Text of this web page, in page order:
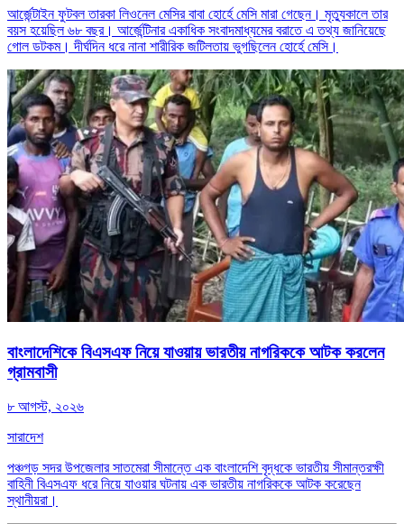
আর্জেন্টাইন ফুটবল তারকা লিওনেল মেসির বাবা হোর্হে মেসি মারা গেছেন। মৃত্যুকালে তার
বয়স হয়েছিল ৬৮ বছর। আর্জেন্টিনার একাধিক সংবাদমাধ্যমের বরাতে এ তথ্য জানিয়েছে
গোল ডটকম। দীর্ঘদিন ধরে নানা শারীরিক জটিলতায় ভুগছিলেন হোর্হে মেসি।
বাংলাদেশিকে বিএসএফ নিয়ে যাওয়ায় ভারতীয় নাগরিককে আটক করলেন
গ্রামবাসী
৮ আগস্ট, ২০২৬
সারাদেশ
পঞ্চগড় সদর উপজেলার সাতমেরা সীমান্তে এক বাংলাদেশি বৃদ্ধকে ভারতীয় সীমান্তরক্ষী
বাহিনী বিএসএফ ধরে নিয়ে যাওয়ার ঘটনায় এক ভারতীয় নাগরিককে আটক করেছেন
স্থানীয়রা।